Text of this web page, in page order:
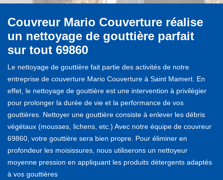
Couvreur Mario Couverture réalise
un nettoyage de gouttière parfait
sur tout 69860
Le nettoyage de gouttière fait partie des activités de notre
entreprise de couverture Mario Couverture à Saint Mamert. En
effet, le nettoyage de gouttière est une intervention à privilégier
pour prolonger la durée de vie et la performance de vos
gouttières. Nettoyer une gouttière consiste à enlever les débris
végétaux (mousses, lichens, etc.) Avec notre équipe de couvreur
69860, votre gouttière sera bien propre. Pour éliminer en
profondeur les moisissures, nous utiliserons un nettoyeur
moyenne pression en appliquant les produits détergents adaptés
à vos gouttières